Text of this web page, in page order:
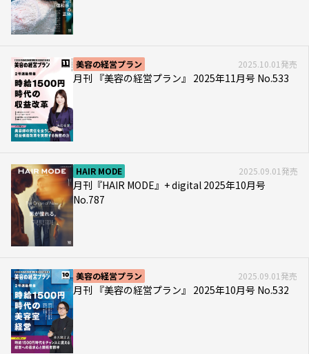
美容の経営プラン 2025.10.01発売
月刊 『美容の経営プラン』 2025年11月号 No.533
HAIR MODE 2025.09.01発売
月刊『HAIR MODE』+ digital 2025年10月号
No.787
美容の経営プラン 2025.09.01発売
月刊 『美容の経営プラン』 2025年10月号 No.532